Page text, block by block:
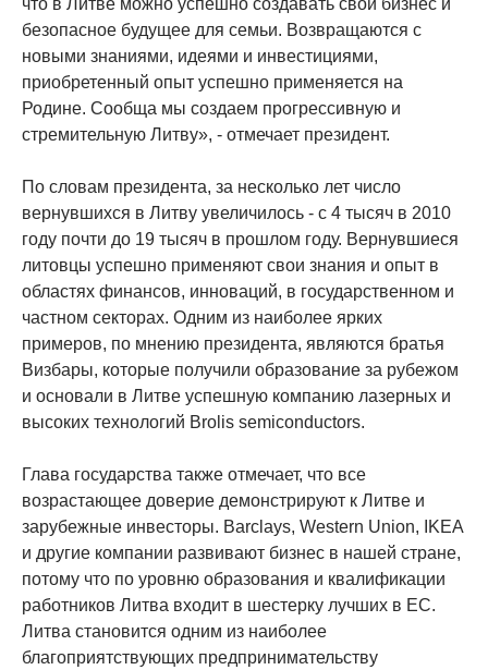
что в Литве можно успешно создавать свой бизнес и
безопасное будущее для семьи. Возвращаются с
новыми знаниями, идеями и инвестициями,
приобретенный опыт успешно применяется на
Родине. Сообща мы создаем прогрессивную и
стремительную Литву», - отмечает президент.
По словам президента, за несколько лет число
вернувшихся в Литву увеличилось - с 4 тысяч в 2010
году почти до 19 тысяч в прошлом году. Вернувшиеся
литовцы успешно применяют свои знания и опыт в
областях финансов, инноваций, в государственном и
частном секторах. Одним из наиболее ярких
примеров, по мнению президента, являются братья
Визбары, которые получили образование за рубежом
и основали в Литве успешную компанию лазерных и
высоких технологий Brolis semiconductors.
Глава государства также отмечает, что все
возрастающее доверие демонстрируют к Литве и
зарубежные инвесторы. Barclays, Western Union, IKEA
и другие компании развивают бизнес в нашей стране,
потому что по уровню образования и квалификации
работников Литва входит в шестерку лучших в ЕС.
Литва становится одним из наиболее
благоприятствующих предпринимательству